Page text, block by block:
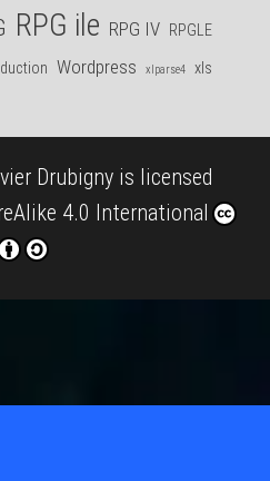
RPG ile RPG IV RPGLE
Wordpress xlparse4
xls
Drubignyis licensed
4.0 International